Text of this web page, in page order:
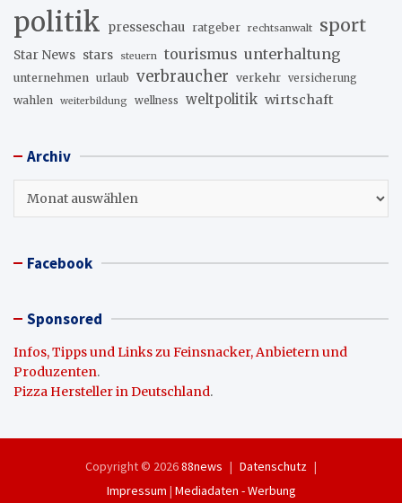
politik presseschau ratgeber rechtsanwalt sport
Star News stars steuern tourismus unterhaltung
unternehmen urlaub verbraucher verkehr versicherung
wahlen weiterbildung wellness weltpolitik wirtschaft
Archiv
Facebook
Sponsored
Infos, Tipps und Links zu Feinsnacker, Anbietern und
Produzenten.
Pizza Hersteller in Deutschland.
Copyright © 202688news
Datenschutz
Impressum | Mediadaten - Werbung